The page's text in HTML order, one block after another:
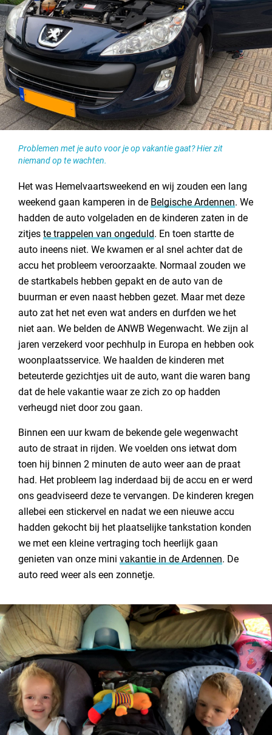
Over Campingzoeker
Veel gestelde vragen
Meld mijn camping aan
Samenwerken / adverteren
Contact opnemen
Problemen met je auto voor je op vakantie gaat? Hier zit
niemand op te wachten.
Het was Hemelvaartsweekend en wij zouden een lang
weekend gaan kamperen in de Belgische Ardennen. We
hadden de auto volgeladen en de kinderen zaten in de
zitjes te trappelen van ongeduld. En toen startte de
auto ineens niet. We kwamen er al snel achter dat de
accu het probleem veroorzaakte. Normaal zouden we
de startkabels hebben gepakt en de auto van de
buurman er even naast hebben gezet. Maar met deze
auto zat het net even wat anders en durfden we het
niet aan. We belden de ANWB Wegenwacht. We zijn al
jaren verzekerd voor pechhulp in Europa en hebben ook
woonplaatsservice. We haalden de kinderen met
beteuterde gezichtjes uit de auto, want die waren bang
dat de hele vakantie waar ze zich zo op hadden
verheugd niet door zou gaan.
Binnen een uur kwam de bekende gele wegenwacht
auto de straat in rijden. We voelden ons ietwat dom
toen hij binnen 2 minuten de auto weer aan de praat
had. Het probleem lag inderdaad bij de accu en er werd
ons geadviseerd deze te vervangen. De kinderen kregen
allebei een stickervel en nadat we een nieuwe accu
hadden gekocht bij het plaatselijke tankstation konden
we met een kleine vertraging toch heerlijk gaan
genieten van onze mini vakantie in de Ardennen. De
auto reed weer als een zonnetje.